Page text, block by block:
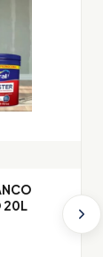
20L